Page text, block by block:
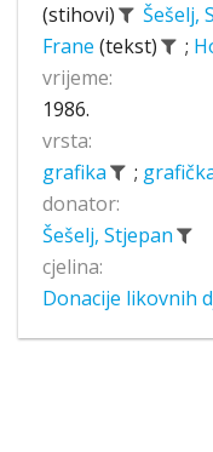
(stihovi)
Šešelj,
Frane (tekst) ;
vrijeme:
1986.
vrsta:
grafika
;
donator:
Šešelj, Stjepan
cjelina:
Donacije likovnih